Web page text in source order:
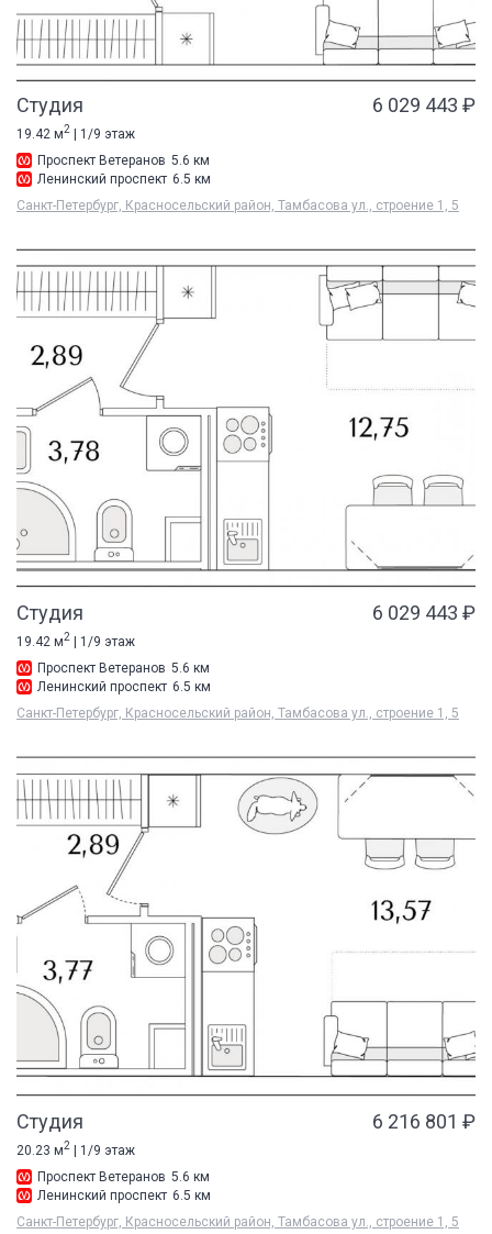
Студия 6 029 443 ₽
19.42 м2 | 1/9 этаж
Проспект Ветеранов 5.6 км
Ленинский проспект 6.5 км
Санкт-Петербург, Красносельский район, Тамбасова ул., строение 1, 5
Студия 6 029 443 ₽
19.42 м2
| 1/9 этаж
Проспект Ветеранов 5.6 км
Ленинский проспект 6.5 км
Санкт-Петербург, Красносельский район, Тамбасова ул., строение 1, 5
Студия 6 216 801 ₽
20.23 м2 | 1/9 этаж
Проспект Ветеранов 5.6 км
Ленинский проспект 6.5 км
Санкт-Петербург, Красносельский район, Тамбасова ул., строение 1, 5